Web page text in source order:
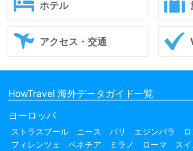
ホテル
アクセス・交通
HowTravel 海外データガイド一覧
ヨーロッパ
ストラスブール ニース パリ エジンバラ
フィレンツェ
ベネチア ミラノ ローマ スイ